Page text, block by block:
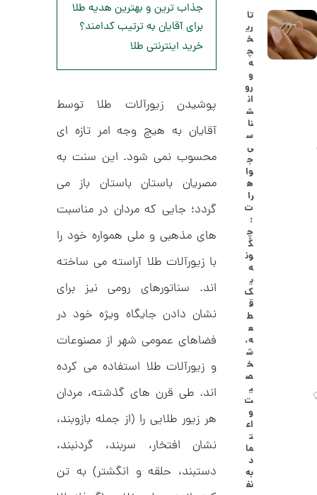
جذاب ترین و بهترین هدیه طلا
برای آقایان به ترتیب کدامند؟
خرید اینترنتی طلا
پوشیدن زیورآلات طلا توسط
آقایان به هیچ وجه امر تازه ای
محسوب نمی شود. این سنت به
مصریان باستان باستان باز می
گردد؛ جایی که مردان در مناسبت
های مذهبی و ملی همواره خود را
با زیورآلات طلا آراسته می ساخته
اند. سناتورهای رومی نیز برای
نشان دادن جایگاه ویژه خود در
فضاهای عمومی شهر از مصنوعات
و زیورآلات طلا استفاده می کرده
اند. طی قرن های گذشته، مردان
هر زیور طلایی را (از جمله بازوبند،
نشان افتخار، سربند، گردنبند،
دستبند، حلقه و انگشتر) به تن
تا
ری
خ
چ
ه
و
رو
ان
ش
نا
س
ی
ج
وا
ه
را
ت
؛
چ
گ
ون
ه
ی
ک
ق
ط
ع
ه،
ش
خ
ص
ی
ت
و
اع
ت
ما
د
به
نف
ا
ن
ش
ت
ر
ط
ل
ا
ا
ز
ک
ا
ل
ک
ن
م
ل
ا
ک
د
C
R
8
9
1
5
0
,
2
0
7
,
0
0
0
ت
و
م
ا
ن
ن
ش
ت2